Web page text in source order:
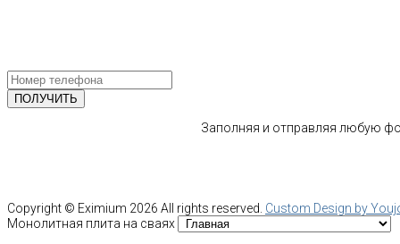
Заполняя и отправляя любую
Copyright © Eximium 2026 All rights reserved. Custom Design by
Монолитная плита на сваях